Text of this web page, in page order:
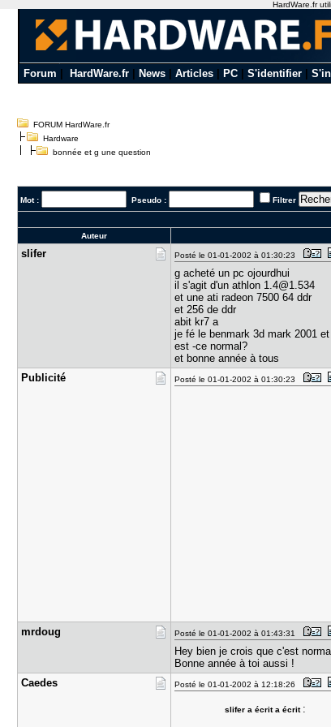
Forum HardWare.fr| News| Articles| PC| S'identifier|
FORUM HardWare.fr
Hardware
bonnée et g une question
Mot : Pseudo : Filtrer
Auteur
slifer Posté le 01-01-2002 à 01:30:23
g acheté un pc ojourdhui
il s'agit d'un athlon 1.4@1.534
et une ati radeon 7500 64 ddr
et 256 de ddr
abit kr7 a
je fé le benmark 3d mark 2001
est -ce normal?
et bonne année à tous
Publicité
Posté le 01-01-2002 à 01:30:23
mrdoug Posté le 01-01-2002 à 01:43:31
Hey bien je crois que c'est
Bonne année à toi aussi !
Caedes
Posté le 01-01-2002 à 12:18:26
slifer a écrit a écrit :
HardWare.fr